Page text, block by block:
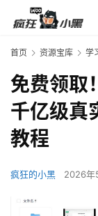
首页 资源宝库 学
免费领取
千亿级真
教程
疯狂的小黑 2026年